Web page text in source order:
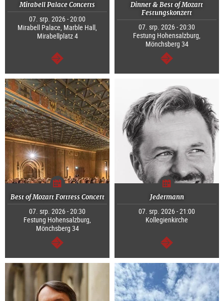
Mirabell Palace Concerts
07. srp. 2026 - 20:00
Mirabell Palace, Marble Hall,
Mirabellplatz 4
continue
Dinner & Best of Mozart
Festungskonzert
07. srp. 2026 - 20:30
Festung Hohensalzburg,
Mönchsberg 34
continue
Best of Mozart Fortress Concert
07. srp. 2026 - 20:30
Festung Hohensalzburg,
Mönchsberg 34
continue
Jedermann
07. srp. 2026 - 21:00
Kollegienkirche
continue